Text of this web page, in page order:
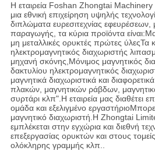
Η εταιρεία Foshan Zhongtai Machinery
μια εθνική επιχείρηση υψηλής
διπλώματα ευρεσιτεχνίας εφευρέσεων,
παραγωγής, τα κύρια προϊόντα
μη μεταλλικές ορυκτές πρώτες ύλεςΤα
ηλεκτρομαγνητικός διαχωριστής
μηχανή σκόνης,Μόνιμος μαγνητικός
δακτυλίου ηλεκτρομαγνητικός
μαγνητικά διαχωριστικά και
πλακών, μαγνητικών ράβδων,
συρτάρι κλπ".Η εταιρεία μας διαθέτει
ομάδα και εξελιγμένο
μαγνητικό διαχωριστή.Η Zhongtai
εμπλέκεται στην εγχώρια και διεθνή
επεξεργασίας ορυκτών και στους
ολόκληρης γραμμής κλπ..